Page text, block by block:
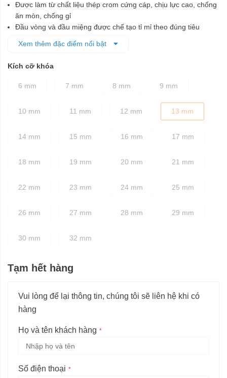
Được làm từ chất liệu thép crom cứng cáp, chịu lực cao, chống
ăn mòn, chống gỉ
Đầu vòng và đầu miệng được chế tạo tỉ mỉ theo đúng tiêu
nhanh chóng mà không làm biến dạng bu lông khi vặn
chính xác, không bị trơn trượt ngay cả khi tay bị dính dầu mỡ
Xem thêm đặc điểm nổi bật
Kích cỡ khóa
6 mm 7 mm 8 mm 9 mm
10 mm 11 mm 12 mm 13 mm
14 mm 15 mm 16 mm 17 mm
18 mm 19 mm 20 mm 21 mm
22 mm 23 mm 24 mm 25 mm
26 mm 27 mm 28 mm 29 mm
30 mm 32 mm
Tạm hết hàng
Vui lòng để lại thông tin, chúng tôi sẽ liên hệ khi có
hàng
Họ và tên khách hàng
Số điện thoại